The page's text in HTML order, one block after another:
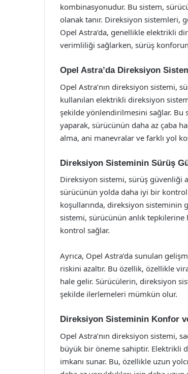
kombinasyonudur. Bu sistem,
olanak tanır. Direksiyon sistemleri,
Opel Astra’da, genellikle elektrikli
verimliliği sağlarken, sürüş
Opel Astra’da Direksiyon
Opel Astra’nın direksiyon sistemi,
kullanılan elektrikli direksiyon
şekilde yönlendirilmesini sağlar. Bu
yaparak, sürücünün daha az çaba
alma, ani manevralar ve farklı yol
Direksiyon Sisteminin Sürüş
Direksiyon sistemi, sürüş güvenliği
sürücünün yolda daha iyi bir kontrol
koşullarında, direksiyon sisteminin
sistemi, sürücünün anlık
kontrol sağlar.
Ayrıca, Opel Astra’da sunulan
riskini azaltır. Bu özellik, özellikle
hale gelir. Sürücülerin, direksiyon
şekilde ilerlemeleri mümkün olur.
Direksiyon Sisteminin Konfor
Opel Astra’nın direksiyon sistemi,
büyük bir öneme sahiptir. Elektrikli
imkanı sunar. Bu, özellikle uzun